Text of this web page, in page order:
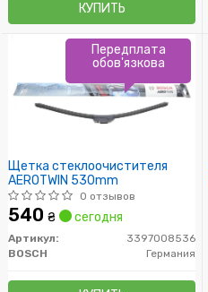
КУПИТЬ
Щетка стеклоочистителя
AEROTWIN 530mm
0 отзывов
540 ₴ сегодня
Артикул:
3397008536
BOSCH
Германия
Передплата
обов'язкова